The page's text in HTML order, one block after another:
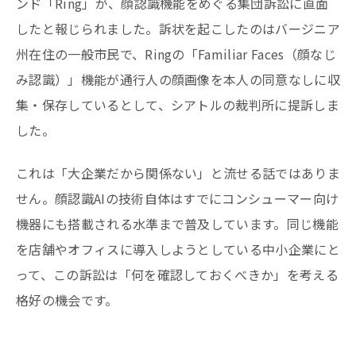
したと報じられました。訴状を起こしたのはバージニア
州在住の一般市民で、Ringの「Familiar Faces（顔なじ
み認識）」機能が通行人の顔画像を本人の同意なしに収
集・保存しているとして、シアトルの裁判所に提訴しま
した。
これは「大企業だから関係ない」と流せる話ではありま
せん。顔認識AIの技術自体はすでにコンシューマー向け
機器にも搭載される水準まで普及しています。同じ機能
を店舗やオフィスに導入しようとしている中小企業にと
って、この訴訟は「何を確認しておくべきか」を考える
格好の機会です。